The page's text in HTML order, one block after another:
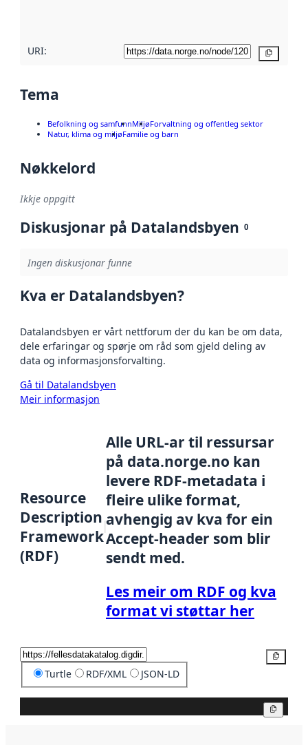
URI:
Tema
Befolkning og samfunnMiljøForvaltning og offentleg sektor
Natur, klima og miljøFamilie og barn
Nøkkelord
Ikkje oppgitt
Diskusjonar på Datalandsbyen 0
Ingen diskusjonar funne
Kva er Datalandsbyen?
Datalandsbyen er vårt nettforum der du kan be om data,
dele erfaringar og spørje om råd som gjeld deling av
data og informasjonsforvalting.
Gå til Datalandsbyen
Meir informasjon
Resource
Description
Framework
(RDF)
Alle URL-ar til ressursar
på data.norge.no kan
levere RDF-metadata i
fleire ulike format,
avhengig av kva for ein
Accept-header som blir
sendt med.
Les meir om RDF og kva
format vi støttar her
Turtle RDF/XML JSON-LD